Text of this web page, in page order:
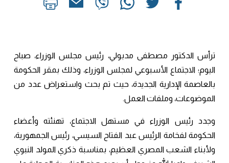
ترأس الدكتور مصطفى مدبولي، رئيس مجلس الوزراء، صباح
اليوم؛ الاجتماع الأسبوعي لمجلس الوزراء، وذلك بمقر الحكومة
بالعاصمة الإدارية الجديدة، حيث تم بحث واستعراض عدد من
الموضوعات، وملفات العمل.
وجدد رئيس الوزراء في مستهل الاجتماع، تهنئته وأعضاء
الحكومة لفخامة الرئيس عبد الفتاح السيسي، رئيس الجمهورية،
ولأبناء الشعب المصري العظيم، بمناسبة ذكري المولد النبوي